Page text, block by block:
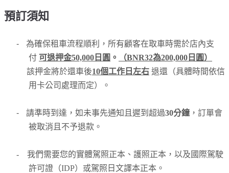
預訂須知
-
為確保租車流程順利，所有顧客在取車時需於店內支
付 可退押金50,000日圓 。
（BNR32為200,000日圓）
該押金將於還車後10個工作日左右 退還（具體時間依信
用卡公司處理而定）。
- 請準時到達，如未事先通知且遲到超過30分鐘 ，訂單會
被取消且不予退款。
- 我們需要您的實體駕照正本、護照正本，以及國際駕駛
許可證（IDP）或駕照日文譯本正本。